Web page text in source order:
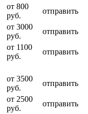
от 800
руб.
отправить
от 3000
руб.
отправить
от 1100
руб.
отправить
от 3500
руб.
отправить
от 2500
руб.
отправить